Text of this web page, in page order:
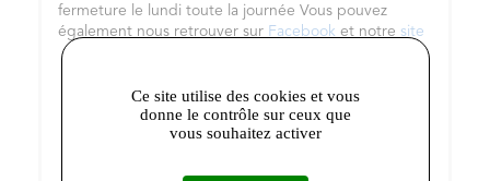
fermeture le lundi toute la journée Vous pouvez
également nous retrouver sur Facebook et notre site
Ce site utilise des cookies et vous
donne le contrôle sur ceux que
vous souhaitez activer